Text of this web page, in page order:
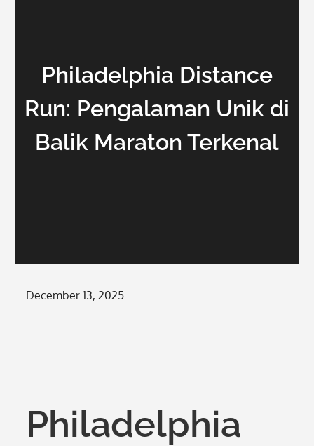
Philadelphia Distance
Run: Pengalaman Unik di
Balik Maraton Terkenal
Posted
December 13, 2025
Philadelphia